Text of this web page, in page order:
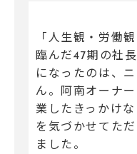
「人生観・労働
臨んだ47期の社
になったのは、
ん。阿南オーナ
業したきっかけ
を気づかせてた
ました。